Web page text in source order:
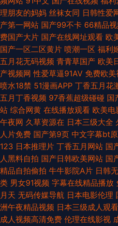
理朋友的妈妈 丝袜女同 日韩性爱
产第一网站 国产99不卡 66精品
费国产大片 国产在线网址观看 欧
国产一区二区黄片 喷潮一区 福利
五月花无码视频 青青草国产 欧美
产视频网 性爱草逼91AV 免费欧美
喷水18禁 51漫画APP 丁香五月花
五月丁香视频 97香蕉超级碰碰 国
站 综合网黄 在线播放观看 欧美电
午夜网 久草资源在 日本三级大全
人片免费 国产第9页 中文字幕bt
123 日本推理片 丁香五月网站 国
人黑料自拍 国产日韩欧美网站 国
精品自拍偷拍 牛牛影院A片 日韩
类 男女91视频 字幕在线精品播放
月天 无码传媒导航 日本电影伦理
洲午夜精品视频 日本三级成人观看
成人视频高清免费 伦理在线影视